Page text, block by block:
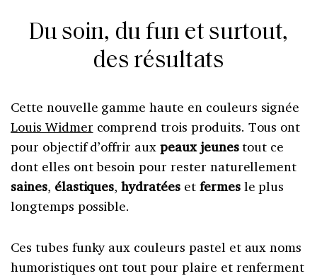
Du soin, du fun et surtout,
des résultats
Cette nouvelle gamme haute en couleurs signée
Louis Widmer comprend trois produits. Tous ont
pour objectif d’offrir aux peaux jeunestout ce
dont elles ont besoin pour rester naturellement
saines, élastiques,hydratéeset fermesle plus
longtemps possible.
Ces tubes funky aux couleurs pastel et aux noms
humoristiques ont tout pour plaire et renferment